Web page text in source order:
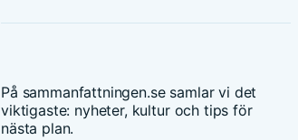
På sammanfattningen.se samlar vi det
viktigaste: nyheter, kultur och tips för
nästa plan.